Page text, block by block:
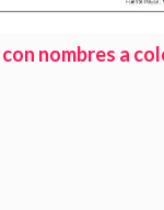
nombres a